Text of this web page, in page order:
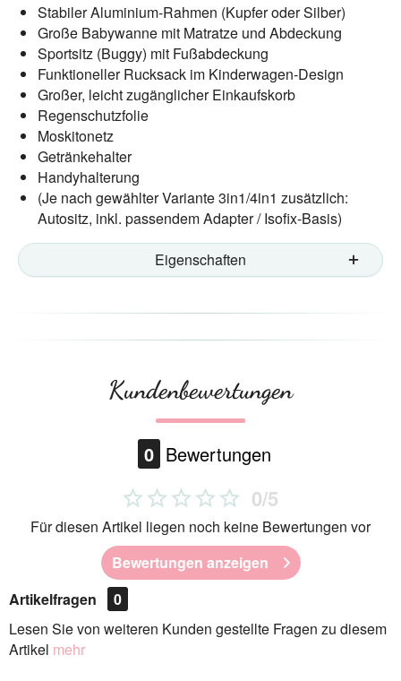
Stabiler Aluminium-Rahmen (Kupfer oder Silber)
Große Babywanne mit Matratze und Abdeckung
Sportsitz (Buggy) mit Fußabdeckung
Funktioneller Rucksack im Kinderwagen-Design
Großer, leicht zugänglicher Einkaufskorb
Regenschutzfolie
Moskitonetz
Getränkehalter
Handyhalterung
(Je nach gewählter Variante 3in1/4in1 zusätzlich:
Autositz, inkl. passendem Adapter / Isofix-Basis)
Eigenschaften
Kundenbewertungen
0 Bewertungen
0/5
Für diesen Artikel liegen noch keine Bewertungen vor
Bewertungen anzeigen
Artikelfragen
0
Lesen Sie von weiteren Kunden gestellte Fragen zu diesem
Artikel mehr